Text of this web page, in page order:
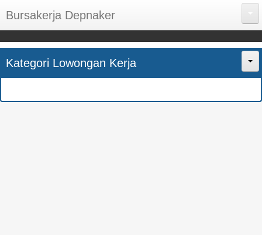
Bursakerja Depnaker
About Me
Disclaimer
Kategori Lowongan Kerja